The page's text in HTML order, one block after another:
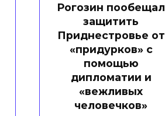
Рогозин пообещал
защитить
Приднестровье от
«придурков» с
помощью
дипломатии и
«вежливых
человечков»